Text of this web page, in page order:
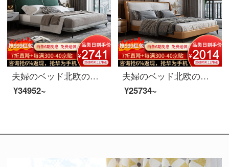
夫婦のベッド北欧の軽奢な布芸のダブルベッド1.8メートルのイタリア式のきわめて簡単な寝室は木のベッドの逸品の家具のベッドを分解して洗うことができます+3 E椰子の棕櫚のマットレス1800*2000
¥34952~
夫婦のベッド北欧の軽い豪華な実木の皮のベッド1.8メートルの近代的な簡約主な寝室の布芸のダブルベッドの逸品の家具のベッド（公の子の綿）+ベッドの頭の戸棚*1 1800*2000（カスタマイズする色ができます）
¥25734~